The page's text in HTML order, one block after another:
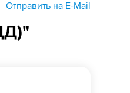
Отправить на E-Mail